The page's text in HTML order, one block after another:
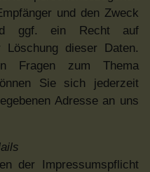
und den Zweck
ggf. ein Recht auf
Löschung dieser Daten.
Fragen zum Thema
Sie sich jederzeit
Adresse an uns
der Impressumspflicht